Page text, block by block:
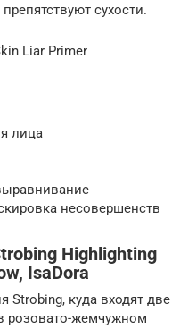
сухости.
Liar Primer
лица
несовершенств
Highlighting
IsaDora
Strobing, куда входят две
розовато-жемчужном